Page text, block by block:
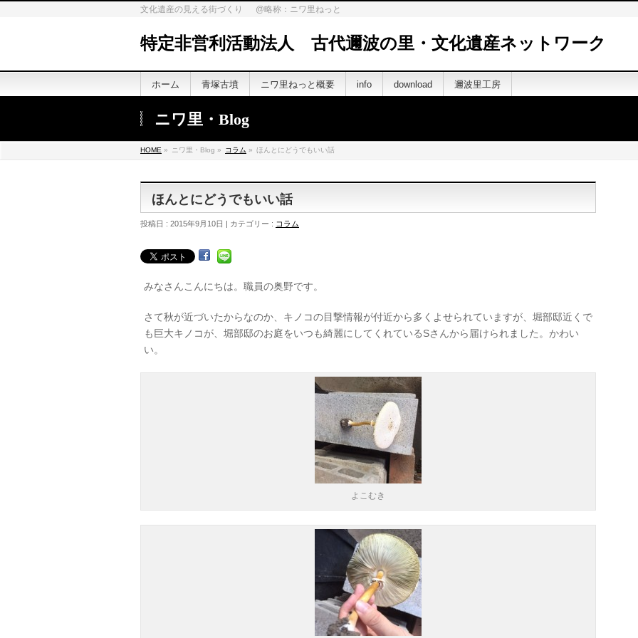
文化遺産の見える街づくり @略称：ニワ里ねっと
特定非営利活動法人 古代邇波の里・文化遺産ネットワーク
ホーム 青塚古墳 ニワ里ねっと概要 info download 邇波里工房
ニワ里・Blog
HOME » ニワ里・Blog » コラム » ほんとにどうでもいい話
ほんとにどうでもいい話
投稿日 : 2015年9月10日 | カテゴリー : コラム
みなさんこんにちは。職員の奥野です。
さて秋が近づいたからなのか、キノコの目撃情報が付近から多くよせられていますが、堀部邸近くで
も巨大キノコが、堀部邸のお庭をいつも綺麗にしてくれているSさんから届けられました。かわい
い。
よこむき